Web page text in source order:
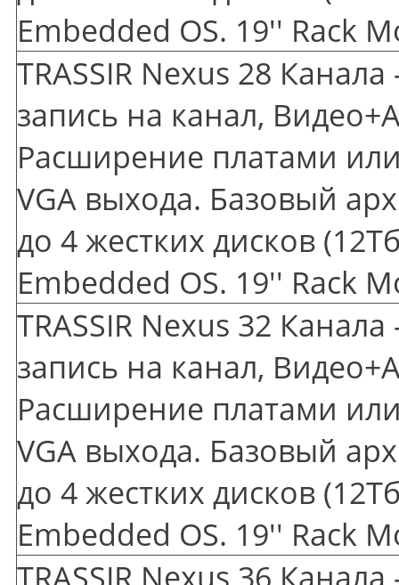
Embedded OS. 19'' Rack
TRASSIR Nexus 28
запись на канал,
Расширение платами
VGA выхода. Базовый
до 4 жестких дисков (12
Embedded OS. 19'' Rack
TRASSIR Nexus 32
запись на канал,
Расширение платами
VGA выхода. Базовый
до 4 жестких дисков (12
Embedded OS. 19'' Rack
TRASSIR Nexus 36